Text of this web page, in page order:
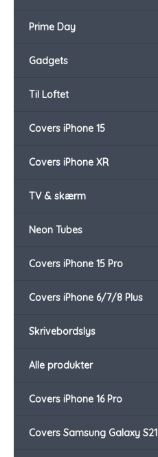
Prime Day
Gadgets
Til Loftet
Covers iPhone 15
Covers iPhone XR
TV & skærm
Neon Tubes
Covers iPhone 15 Pro
Covers iPhone 6/7/8 Plus
Skrivebordslys
Alle produkter
Covers iPhone 16 Pro
Covers Samsung Galaxy S21